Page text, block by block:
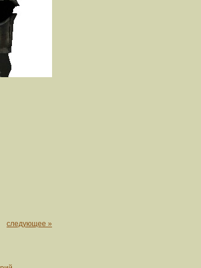
следующее »